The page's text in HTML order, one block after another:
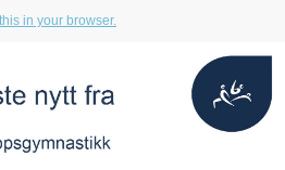
in your browser.